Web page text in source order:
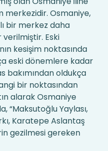
merkezidir. Osmaniye,
bir merkez daha
Eski
kesişim noktasında
eski dönemlere kadar
bakımından oldukça
bir noktasından
alarak Osmaniye
“Maksutoğlu Yaylası,
Karatepe Aslantaş
gezilmesi gereken